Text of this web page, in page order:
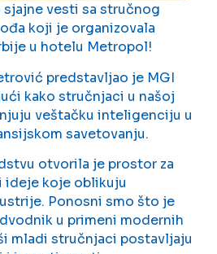
vesti sa stručnog
koji je organizovala
u hotelu Metropol!
predstavljao je MGI
kako stručnjaci u našoj
veštačku inteligenciju u
savetovanju.
otvorila je prostor za
ideje koje oblikuju
Ponosni smo što je
u primeni modernih
mladi stručnjaci postavljaju